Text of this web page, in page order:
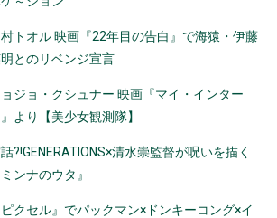
トオル 映画『22年目の告白』で海猿・伊藤
とのリベンジ宣言
ジョ・クシュナー 映画『マイ・インター
より【美少女観測隊】
?!GENERATIONS×清水崇監督が呪いを描く
ミンナのウタ』
ピクセル』でパックマン×ドンキーコング×イ